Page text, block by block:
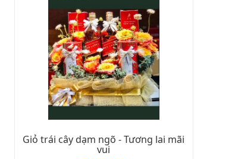
Giỏ trái cây dạm ngõ - Tương lai mãi
vui